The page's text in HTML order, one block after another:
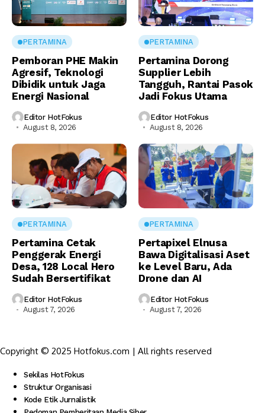
PERTAMINA
Pemboran PHE Makin
Agresif, Teknologi
Dibidik untuk Jaga
Energi Nasional
Editor HotFokus
August 8, 2026
PERTAMINA
Pertamina Dorong
Supplier Lebih
Tangguh, Rantai Pasok
Jadi Fokus Utama
Editor HotFokus
August 8, 2026
PERTAMINA
Pertamina Cetak
Penggerak Energi
Desa, 128 Local Hero
Sudah Bersertifikat
Editor HotFokus
August 7, 2026
PERTAMINA
Pertapixel Elnusa
Bawa Digitalisasi Aset
ke Level Baru, Ada
Drone dan AI
Editor HotFokus
August 7, 2026
Copyright © 2025 Hotfokus.com | All rights reserved
Sekilas HotFokus
Struktur Organisasi
Kode Etik Jurnalistik